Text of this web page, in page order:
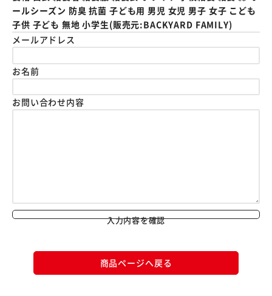
ールシーズン 防臭 抗菌 子ども用 男児 女児 男子 女子 こども
子供 子ども 無地 小学生(販売元:BACKYARD FAMILY)
メールアドレス
お名前
お問い合わせ内容
入力内容を確認
商品ページへ戻る